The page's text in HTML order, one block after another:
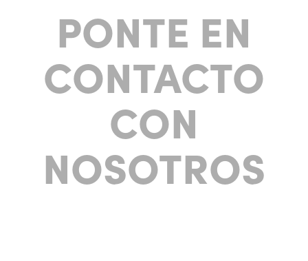
PONTE EN
CONTACTO
CON
NOSOTROS